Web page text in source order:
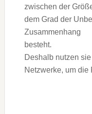
zwischen der
dem Grad der
Zusammenhang
besteht.
Deshalb nutzen
Netzwerke, um